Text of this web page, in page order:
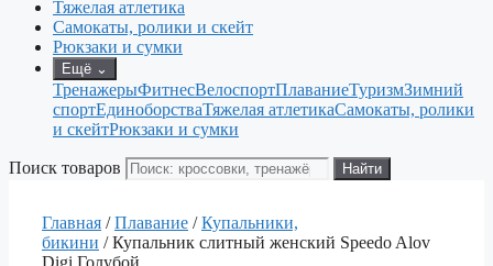
Тяжелая атлетика
Самокаты, ролики и скейт
Рюкзаки и сумки
Ещё ⌄
ТренажерыФитнесВелоспортПлаваниеТуризмЗимний
спортЕдиноборстваТяжелая атлетикаСамокаты, ролики
и скейтРюкзаки и сумки
Поиск товаров Найти
Главная /Плавание /Купальники,
бикини / Купальник слитный женский Speedo Alov